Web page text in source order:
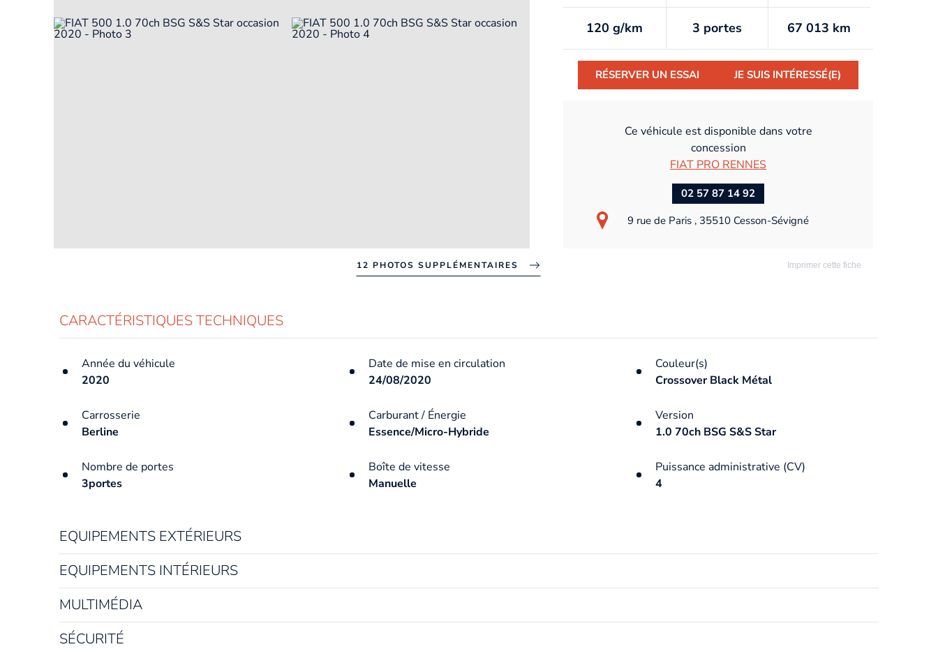
12 PHOTOS SUPPLÉMENTAIRES
120 g/km 3 portes 67 013 km
RÉSERVER UN ESSAI JE SUIS INTÉRESSÉ(E)
Ce véhicule est disponible dans votre
concession
FIAT PRO RENNES
02 57 87 14 92
9 rue de Paris , 35510 Cesson-Sévigné
Imprimer cette fiche
CARACTÉRISTIQUES TECHNIQUES
Année du véhicule
2020
Date de mise en circulation
24/08/2020
Couleur(s)
Crossover Black Métal
Carrosserie
Berline
Carburant / Énergie
Essence/Micro-Hybride
Version
1.0 70ch BSG S&S Star
Nombre de portes
3portes
Boîte de vitesse
Manuelle
Puissance administrative (CV)
4
EQUIPEMENTS EXTÉRIEURS
EQUIPEMENTS INTÉRIEURS
MULTIMÉDIA
SÉCURITÉ